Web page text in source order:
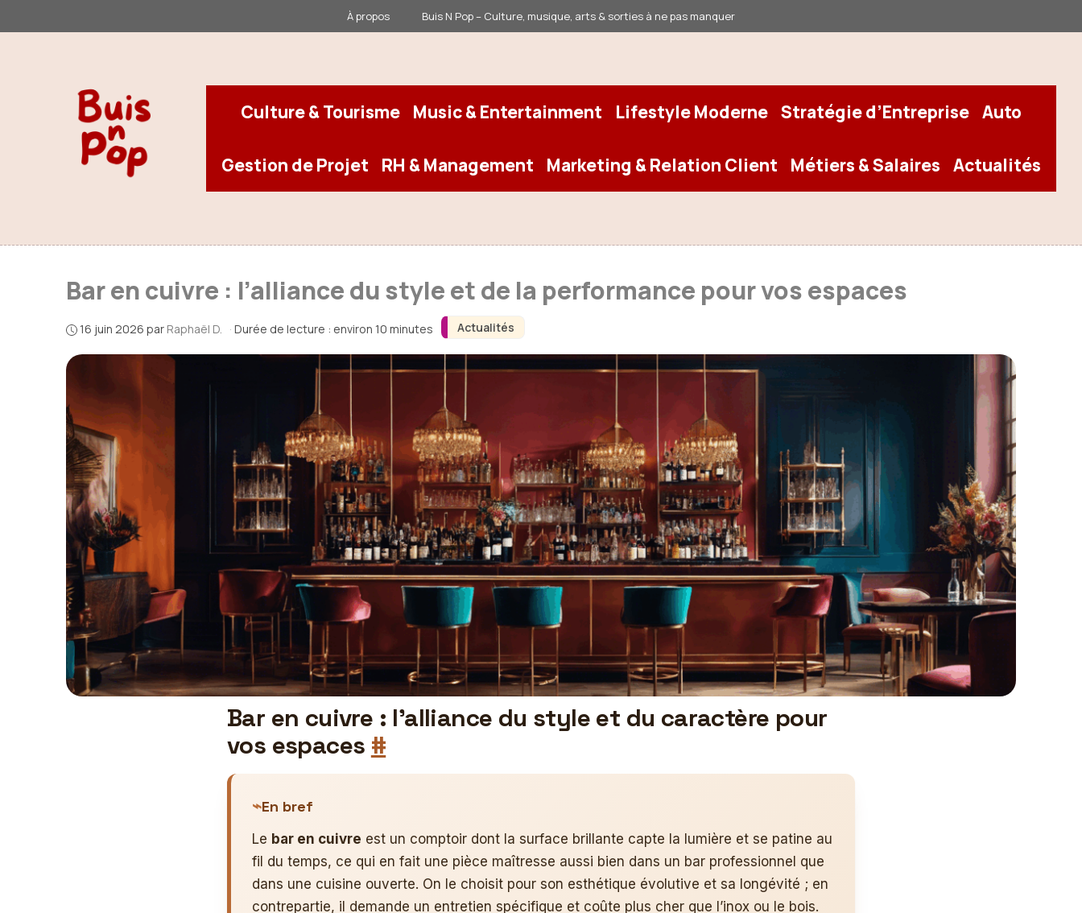
au
À propos Buis N Pop – Culture, musique, arts & sorties à ne pas manquer
Culture & Tourisme Music & Entertainment Lifestyle Moderne Stratégie d’Entreprise Auto
Gestion de Projet RH & Management Marketing & Relation Client Métiers & Salaires Actualités
Actualités
Bar en cuivre : l’alliance du style et de la performance pour vos espaces
16 juin 2026 par Raphaël D. · Durée de lecture : environ 10 minutes
Bar en cuivre : l’alliance du style et du caractère pour
vos espaces #
En bref
Le bar en cuivre est un comptoir dont la surface brillante capte la lumière et se patine au
fil du temps, ce qui en fait une pièce maîtresse aussi bien dans un bar professionnel que
dans une cuisine ouverte. On le choisit pour son esthétique évolutive et sa longévité ; en
contrepartie, il demande un entretien spécifique et coûte plus cher que l’inox ou le bois.